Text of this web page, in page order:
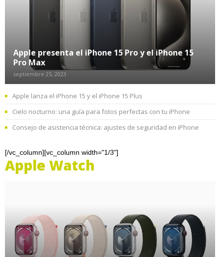
Apple presenta el iPhone 15 Pro y el iPhone 15
Pro Max
septiembre 25, 2023
Apple lanza el iPhone 15 y el iPhone 15 Plus
Cielo nocturno: una guía para fotos perfectas con tu iPhone
Consejo de asistencia técnica: ajustes de seguridad en iPhone
[/vc_column][vc_column width="1/3"]
Apple Watch